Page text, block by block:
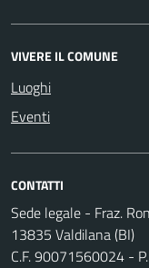
VIVERE IL COMUNE
Luoghi
Eventi
CONTATTI
Sede legale - Fraz.
13835 Valdilana (BI)
C.F. 90071560024 -